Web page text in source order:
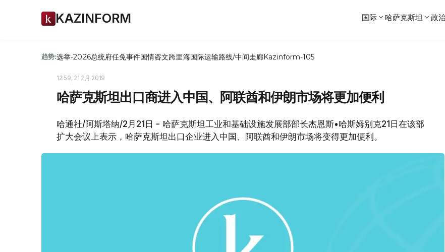
KAZINFORM 国际 哈萨克斯坦 政
趋势:选举-2026总统府任免事件国情咨文跨里海国际运输路线/中间走廊Kazinform-105
12:59, 21 2月 2019
哈萨克斯坦出口商进入中国、阿联酋和伊朗市场将更加便利
哈通社/阿斯塔纳/2月21日 - 哈萨克斯坦工业和基础设施发展部部长杰恩斯•哈斯姆别克21日在该部
扩大会议上表示，哈萨克斯坦出口企业进入中国、阿联酋和伊朗市场将变得更加便利。